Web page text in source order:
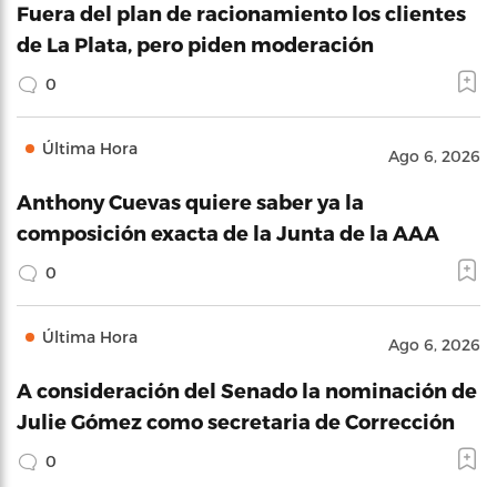
Fuera del plan de racionamiento los clientes
de La Plata, pero piden moderación
0
Última Hora Ago 6, 2026
Anthony Cuevas quiere saber ya la
composición exacta de la Junta de la AAA
0
Última Hora Ago 6, 2026
A consideración del Senado la nominación de
Julie Gómez como secretaria de Corrección
0